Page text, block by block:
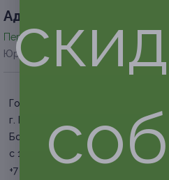
Адресa
Перейти на сайт партнера
Юридическая информация о
Горьковская
г. Нижний Новгород, ул.
Большая Покровская, д. 9
с 10:00 до 23:00​ ежедневно
+7 (831) 213-56-56, +7 (963)